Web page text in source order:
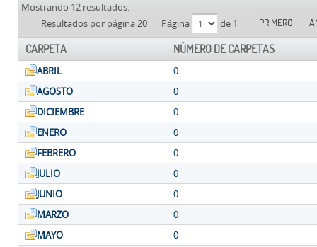
Mostrando 12 resultados.
Resultados por página 20
Página de 1 PRIMERO
CARPETA NÚMERO DE CARPETAS
ABRIL
0
AGOSTO
0
DICIEMBRE
0
ENERO
0
FEBRERO
0
JULIO
0
JUNIO
0
MARZO
0
MAYO
0